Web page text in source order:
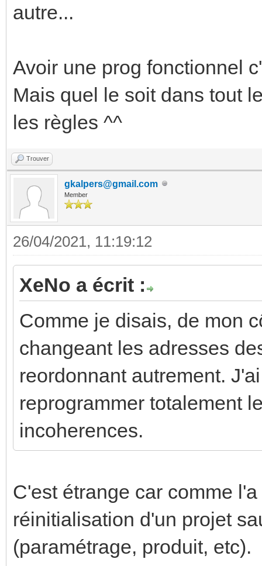
autre...
Avoir une prog fonctionnel
Mais quel le soit dans tout
les règles ^^
Trouver
gkalpers@gmail.com
Member
26/04/2021, 11:19:12
XeNo a écrit :
Comme je disais, de mon
changeant les adresses
reordonnant autrement.
reprogrammer totalement
incoherences.
C'est étrange car comme
réinitialisation d'un projet
(paramétrage, produit, etc).